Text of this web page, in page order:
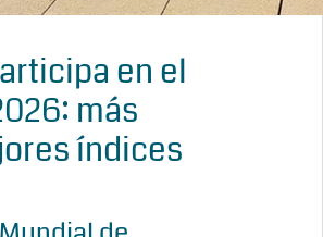
en el
más
índices